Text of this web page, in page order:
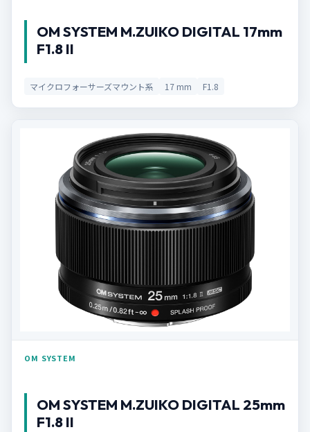
OM SYSTEM M.ZUIKO DIGITAL 17mm
F1.8 II
マイクロフォーサーズマウント系 17 mm F1.8
OM SYSTEM
OM SYSTEM M.ZUIKO DIGITAL 25mm
F1.8 II